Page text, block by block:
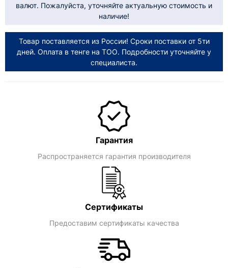
валют. Пожалуйста, уточняйте актуальную стоимость и
наличие!
Товар поставляется из России! Сроки поставки от 5ти
дней. Оплата в тенге на ТОО. Подробности уточняйте у
специалиста.
Гарантия
Распространяется гарантия производителя
Сертификаты
Предоставим сертификаты качества